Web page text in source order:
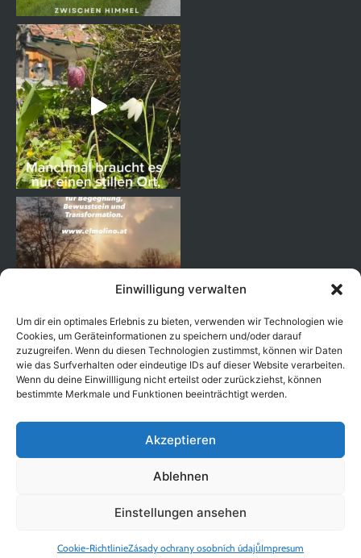
Einwilligung verwalten
Um dir ein optimales Erlebnis zu bieten, verwenden wir Technologien wie
Cookies, um Geräteinformationen zu speichern und/oder darauf
zuzugreifen. Wenn du diesen Technologien zustimmst, können wir Daten
wie das Surfverhalten oder eindeutige IDs auf dieser Website verarbeiten.
Wenn du deine Einwillligung nicht erteilst oder zurückziehst, können
bestimmte Merkmale und Funktionen beeinträchtigt werden.
Akzeptieren
Ablehnen
Einstellungen ansehen
Cookie-RichtlinieZásady ochrany osobních údajůImpresum
Auf Instagram folgen
Všeobecné obchodní podmínky